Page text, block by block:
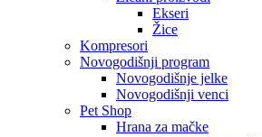
Ekseri
Žice
Kompresori
Novogodišnji program
Novogodišnje jelke
Novogodišnji venci
Pet Shop
Hrana za mačke